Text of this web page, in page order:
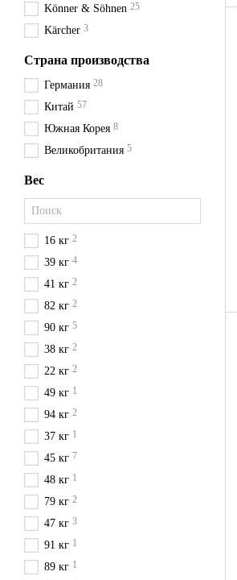
Könner & Söhnen 25
Kärcher 3
Страна производства
Германия 28
Китай 57
Южная Корея 8
Великобритания 5
Вес
16 кг 2
39 кг 4
41 кг 2
82 кг 2
90 кг 5
38 кг 2
22 кг 2
49 кг 1
94 кг 2
37 кг 1
45 кг 7
48 кг 1
79 кг 2
47 кг 3
91 кг 1
89 кг 1